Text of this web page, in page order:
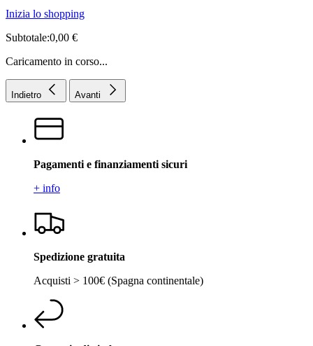
Inizia lo shopping
Subtotale:0,00 €
Caricamento in corso...
Indietro Avanti
Pagamenti e finanziamenti sicuri
+ info
Spedizione gratuita
Acquisti > 100€ (Spagna continentale)